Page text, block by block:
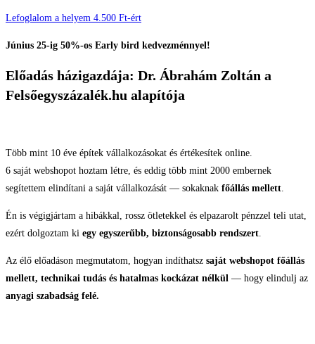
Lefoglalom a helyem 4.500 Ft-ért
Június 25-ig 50%-os Early bird kedvezménnyel!
Előadás házigazdája: Dr. Ábrahám Zoltán a
Felsőegyszázalék.hu alapítója
Több mint 10 éve építek vállalkozásokat és értékesítek online.
6 saját webshopot hoztam létre, és eddig több mint 2000 embernek
segítettem elindítani a saját vállalkozását — sokaknak főállás mellett.
Én is végigjártam a hibákkal, rossz ötletekkel és elpazarolt pénzzel teli utat,
ezért dolgoztam ki egy egyszerűbb, biztonságosabb rendszert.
Az élő előadáson megmutatom, hogyan indíthatsz saját webshopot főállás
mellett, technikai tudás és hatalmas kockázat nélkül — hogy elindulj az
anyagi szabadság felé.